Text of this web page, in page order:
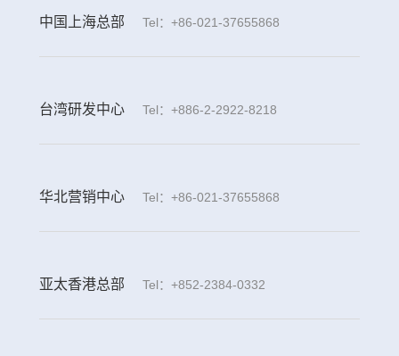
中国上海总部 Tel：+86-021-37655868
台湾研发中心 Tel：+886-2-2922-8218
华北营销中心 Tel：+86-021-37655868
亚太香港总部 Tel：+852-2384-0332